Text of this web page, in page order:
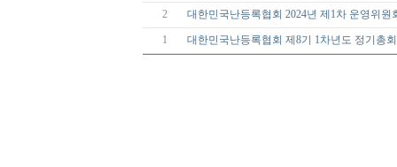
2 대한민국난등록협회 2024년 제1차 운영위원
1 대한민국난등록협회 제8기 1차년도 정기총회